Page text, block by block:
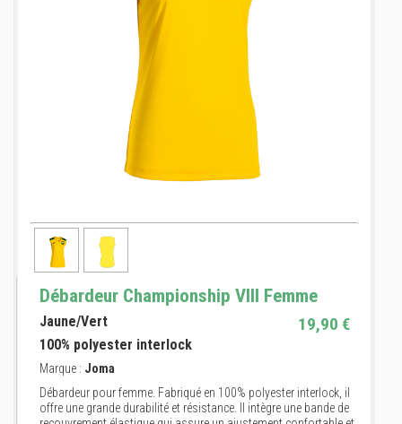
Débardeur Championship VIII Femme
19,90 €
Jaune/Vert
100% polyester interlock
Marque : Joma
Débardeur pour femme. Fabriqué en 100% polyester interlock, il
offre une grande durabilité et résistance. Il intègre une bande de